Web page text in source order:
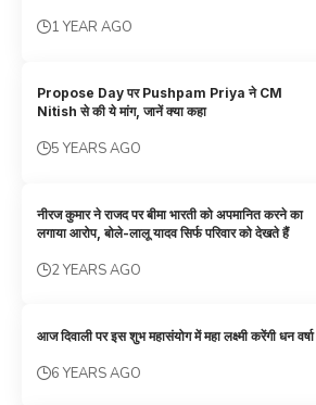
1 YEAR AGO
Propose Day पर Pushpam Priya ने CM
Nitish से की ये मांग, जानें क्या कहा
5 YEARS AGO
नीरज कुमार ने राजद पर बीमा भारती को अपमानित करने का
लगाया आरोप, बोले-लालू यादव सिर्फ परिवार को देखते हैं
2 YEARS AGO
आज दिवाली पर इस शुभ महासंयोग में महा लक्ष्मी करेंगी धन वर्षा
6 YEARS AGO